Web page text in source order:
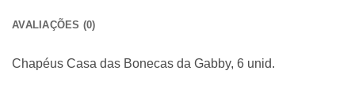
AVALIAÇÕES (0)
Chapéus Casa das Bonecas da Gabby, 6 unid.